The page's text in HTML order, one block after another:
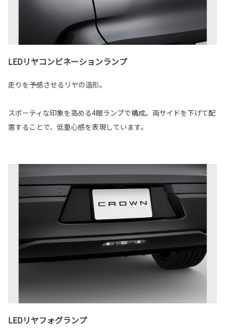
LEDリヤコンビネーションランプ
走りを予感させるリヤの造形。
スポーティな印象を高める4眼ランプで構成。両サイドを下げて配
置することで、低重心感を表現しています。
LEDリヤフォグランプ